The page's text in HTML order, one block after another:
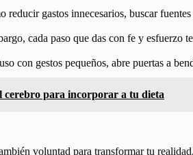
reducir gastos innecesarios, buscar
cada paso que das con fe y esfuerzo
con gestos pequeños, abre puertas a
cerebro para incorporar a tu dieta
voluntad para transformar tu